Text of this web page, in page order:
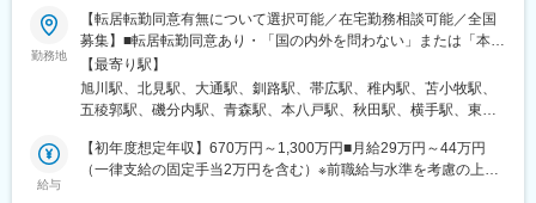
吉良駅、せきてらす前駅、高山駅、多治見駅、那加駅、可児駅、
磐田駅、浜北駅、天竜川駅、高塚駅、半田駅、左京山駅、大府
駅、瑞穂運動場西駅、岡崎駅、西尾駅、刈谷市駅、国府宮駅、安
城駅、新瀬戸駅、宇治山田駅、松阪駅、石場駅、水口城南駅、近
江八幡駅、彦根駅、長浜駅、野洲駅、東舞鶴駅、茶山・京都芸術
大学駅、峰山駅、北大路駅、京都駅、ＪＲ小倉駅、野田駅(阪神
線)、吹田駅(阪急線)、岸和田駅、河内永和駅、西元町駅、加太駅
(和歌山県)、田尾寺駅、鳴門駅、篠山口駅、豊岡駅(兵庫県)、西宮
駅、三田駅(兵庫県)、和田山駅、畦野駅、京口駅、北条町駅、志染
勤務地
【転居転勤同意有無について選択可能／在宅勤務相談可能／全国
募集】■転居転勤同意あり・「国の内外を問わない」または「本拠
地を含む一定地域内（エリア）」を選択可能※本拠地とは中長期的
に生活拠点とし、キャリアを築いていきたい場所※エリアとは、本
拠地が広島県内にある場合「本拠地を含む一定地域内」は「中
上、通勤可能な近県の事業所を予定・同意なしに転居を伴う転勤
なし ＜選考・募集地域＞札幌・苫小牧｜函館｜北見｜旭川｜釧
【最寄り駅】
旭川駅、北見駅、大通駅、釧路駅、帯広駅、稚内駅、苫小牧駅、
五稜郭駅、磯分内駅、青森駅、本八戸駅、秋田駅、横手駅、東大
田駅、いわき駅、福島駅(福島県)、会津若松駅、郡山駅(福島県)、
北品川駅、御成門駅、白金高輪駅、二重橋前駅、新宿駅、大手町
給与
【初年度想定年収】670万円～1,300万円■月給29万円～44万円
（一律支給の固定手当2万円を含む）※前職給与水準を考慮の上決